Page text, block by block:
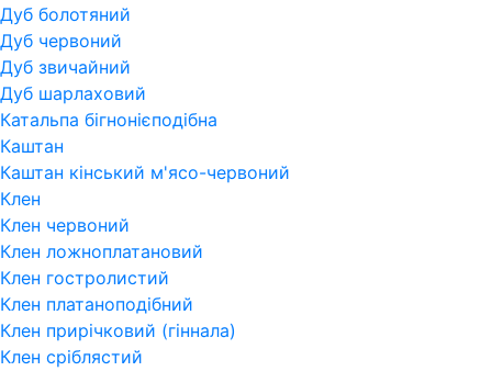
Дуб болотяний
Дуб червоний
Дуб звичайний
Дуб шарлаховий
Катальпа бігнонієподібна
Каштан
Каштан кінський м'ясо-червоний
Клен
Клен червоний
Клен ложноплатановий
Клен гостролистий
Клен платаноподібний
Клен прирічковий (гіннала)
Клен сріблястий